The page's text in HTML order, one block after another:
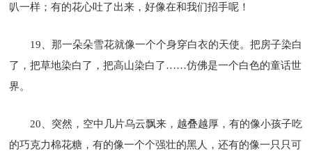
叭一样；有的花心吐了出来，好像在和我们招手呢！
19、那一朵朵雪花就像一个个身穿白衣的天使。把房子染白
了，把草地染白了，把高山染白了……仿佛是一个白色的童话世
界。
20、突然，空中几片乌云飘来，越叠越厚，有的像小孩子吃
的巧克力棉花糖，有的像一个个强壮的黑人，还有的像一只只可